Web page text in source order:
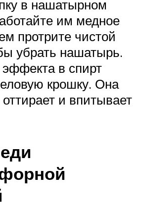
в нашатырном
им медное
протрите чистой
убрать нашатырь.
в спирт
крошку. Она
и впитывает